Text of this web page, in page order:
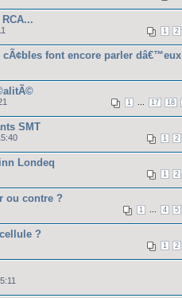
1 2
font encore parler dâ€™eux
1 17 18
SMT
1 2
Londeq
1 2
ou contre ?
1 4 5
?
1 2